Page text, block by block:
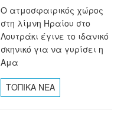
Ο ατμοσφαιρικός χώρος
στη λίμνη Ηραίου στο
Λουτράκι έγινε το ιδανικό
σκηνικό για να γυρίσει η
Αμα
ΤΟΠΙΚΑ ΝΕΑ